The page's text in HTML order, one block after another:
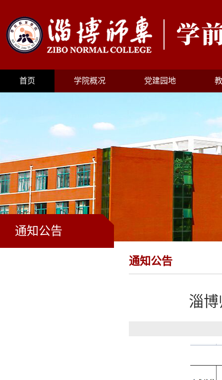
首页 学院概况 党建园地
通知公告
通知公告
淄